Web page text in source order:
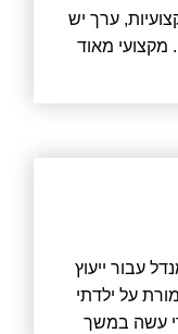
– אצל דדי זה
קודם כל
ערך יש
מקצועי מאוד
עבור ייעוץ
על ילדתי
עשה במשך